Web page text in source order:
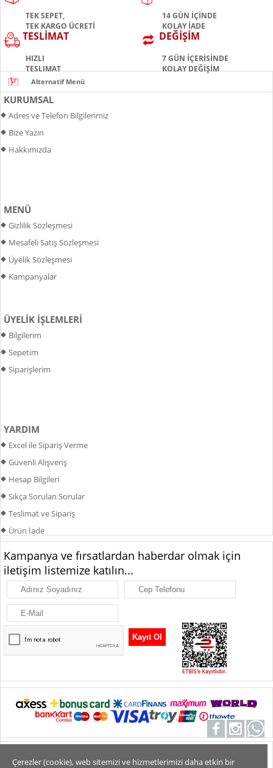
TEK SEPET,
TEK KARGO ÜCRETİ
14 GÜN İÇİNDE
KOLAY İADE
TESLİMAT
HIZLI
TESLIMAT
DEĞİŞİM
7 GÜN İÇERİSİNDE
KOLAY DEĞİŞİM
KURUMSAL
Adres ve Telefon Bilgilerimiz
Bize Yazın
Hakkımızda
MENÜ
Gizlilik Sözleşmesi
Mesafeli Satış Sözleşmesi
Üyelik Sözleşmesi
Kampanyalar
ÜYELİK İŞLEMLERİ
Bilgilerim
Sepetim
Siparişlerim
YARDIM
Excel ile Sipariş Verme
Güvenli Alışveriş
Hesap Bilgileri
Sıkça Sorulan Sorular
Teslimat ve Sipariş
Ürün İade
Kampanya ve fırsatlardan haberdar olmak için
iletişim listemize katılın...
Tüm Hakları Saklıdır. Copyright 2026
Çerezler (cookie), web sitemizi ve hizmetlerimizi daha etkin bir